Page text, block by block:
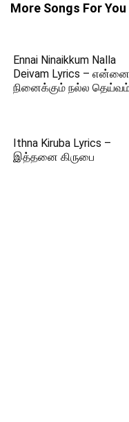
More Songs For You
Ennai Ninaikkum Nalla
Deivam Lyrics – என்னை
நினைக்கும் நல்ல
Ithna Kiruba Lyrics –
இத்தனை கிருபை